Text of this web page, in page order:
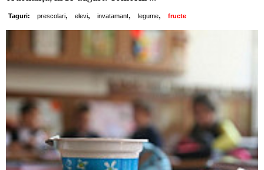
Taguri: prescolari, elevi, invatamant, legume, fructe